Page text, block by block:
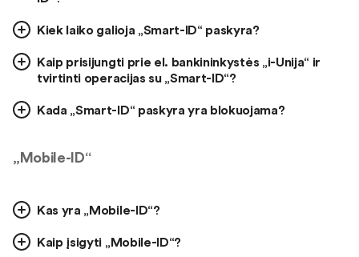
Kiek laiko galioja „Smart-ID“ paskyra?
Kaip prisijungti prie el. bankininkystės „i-Unija“ ir
tvirtinti operacijas su „Smart-ID“?
Kada „Smart-ID“ paskyra yra blokuojama?
„Mobile-ID“
Kas yra „Mobile-ID“?
Kaip įsigyti „Mobile-ID“?